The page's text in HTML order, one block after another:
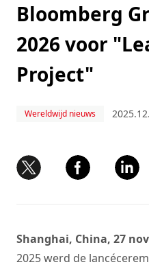
Bloomberg
2026 voor
Project"
Wereldwijd nieuws
Shanghai, China, 27
2025 werd de